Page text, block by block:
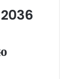
2036